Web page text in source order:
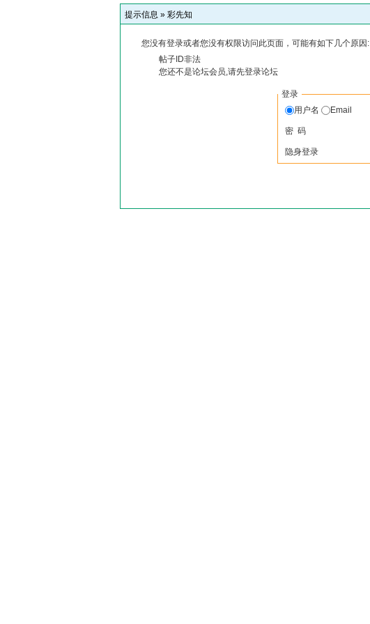
提示信息 » 彩先知
您没有登录或者您没有权限访问此页面，可能有如下几个原因:
帖子ID非法
您还不是论坛会员,请先登录论坛
登录
用户名
Email
密 码
隐身登录